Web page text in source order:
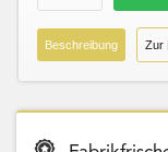
Beschreibung Zur